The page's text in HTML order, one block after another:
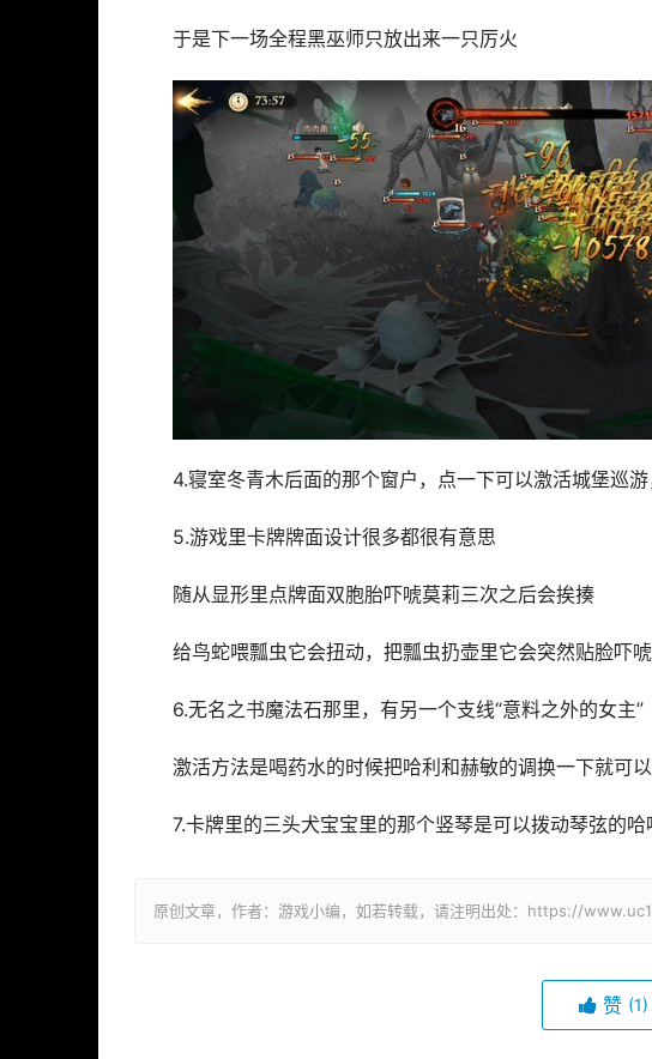
于是下一场全程黑巫师只放出来一只厉火
4.寝室冬青木后面的那个窗户，点一下可以激活城堡巡
5.游戏里卡牌牌面设计很多都很有意思
随从显形里点牌面双胞胎吓唬莫莉三次之后会挨揍
给鸟蛇喂瓢虫它会扭动，把瓢虫扔壶里它会突然贴脸吓
6.无名之书魔法石那里，有另一个支线“意料之外的女主”
激活方法是喝药水的时候把哈利和赫敏的调换一下就可
7.卡牌里的三头犬宝宝里的那个竖琴是可以拨动琴弦的
原创文章，作者：游戏小编，如若转载，请注明出处：https://
赞 (1)